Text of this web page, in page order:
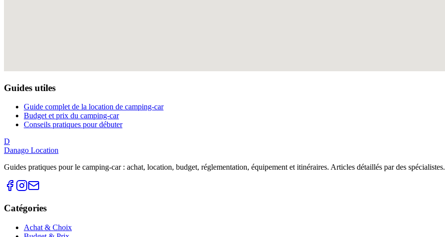
Guides utiles
Guide complet de la location de camping-car
Budget et prix du camping-car
Conseils pratiques pour débuter
D
Danago Location
Guides pratiques pour le camping-car : achat, location, budget, réglementation, équipement et itinéraires. Articles détaillés par des spécialistes.
Catégories
Achat & Choix